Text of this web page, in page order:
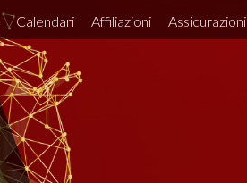
Calendari Affiliazioni Assicurazioni